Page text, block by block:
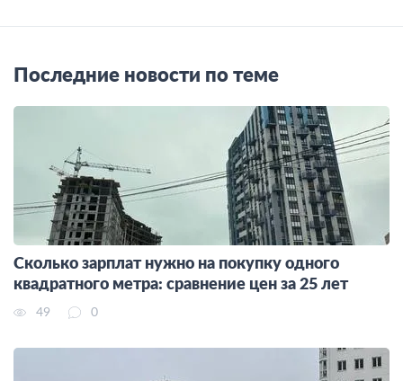
Последние новости по теме
Сколько зарплат нужно на покупку одного
квадратного метра: сравнение цен за 25 лет
49 0